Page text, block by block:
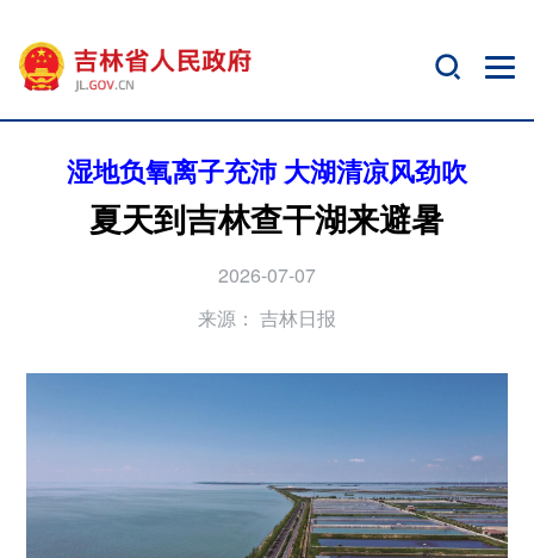
湿地负氧离子充沛 大湖清凉风劲吹
夏天到吉林查干湖来避暑
2026-07-07
来源： 吉林日报